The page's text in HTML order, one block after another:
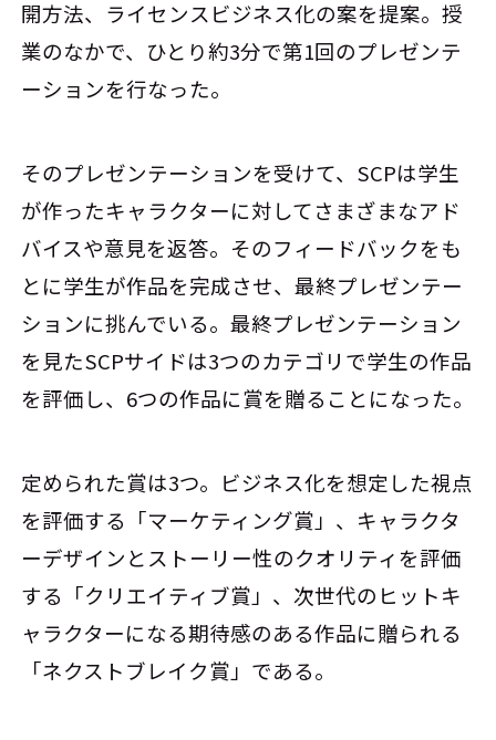
開方法、ライセンスビジネス化の案を提案。授
業のなかで、ひとり約3分で第1回のプレゼンテ
ーションを行なった。
そのプレゼンテーションを受けて、SCPは学生
が作ったキャラクターに対してさまざまなアド
バイスや意見を返答。そのフィードバックをも
とに学生が作品を完成させ、最終プレゼンテー
ションに挑んでいる。最終プレゼンテーション
を見たSCPサイドは3つのカテゴリで学生の作品
を評価し、6つの作品に賞を贈ることになった。
定められた賞は3つ。ビジネス化を想定した視点
を評価する「マーケティング賞」、キャラクタ
ーデザインとストーリー性のクオリティを評価
する「クリエイティブ賞」、次世代のヒットキ
ャラクターになる期待感のある作品に贈られる
「ネクストブレイク賞」である。